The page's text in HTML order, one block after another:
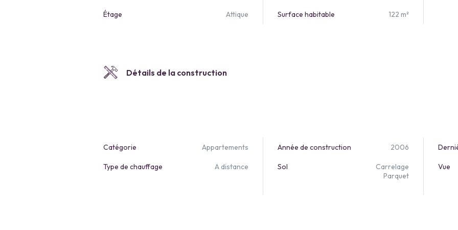
Étage Attique Surface habitable 122 m²
Détails de la construction
Catégorie Appartements Année de construction 2006
Type de chauffage A distance Sol
Carrelage
Parquet
Vue